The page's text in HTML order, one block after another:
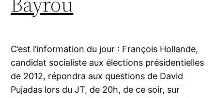
C’est l’information du jour : François Hollande,
candidat socialiste aux élections présidentielles
de 2012, répondra aux questions de David
Pujadas lors du JT, de 20h, de ce soir, sur